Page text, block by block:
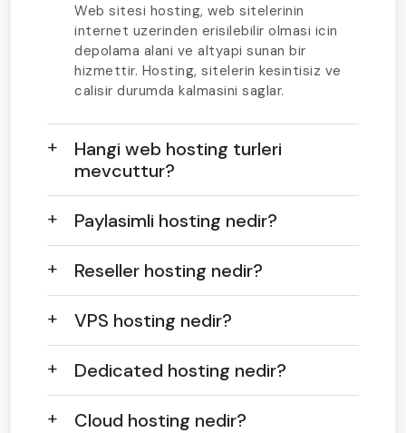
Web sitesi hosting, web sitelerinin
internet uzerinden erisilebilir olmasi icin
depolama alani ve altyapi sunan bir
hizmettir. Hosting, sitelerin kesintisiz ve
calisir durumda kalmasini saglar.
Hangi web hosting turleri
mevcuttur?
Paylasimli hosting nedir?
Reseller hosting nedir?
VPS hosting nedir?
Dedicated hosting nedir?
Cloud hosting nedir?